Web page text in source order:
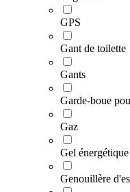
GPS
Gant de toilette
Gants
Garde-boue
Gaz
Gel énergétique
Genouillère